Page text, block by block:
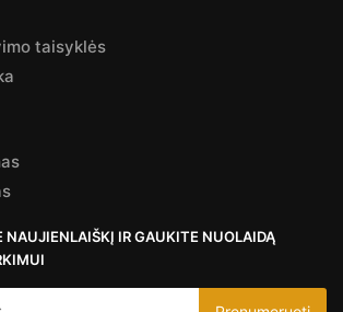
taisyklės
NAUJIENLAIŠKĮ IR GAUKITE NUOLAIDĄ